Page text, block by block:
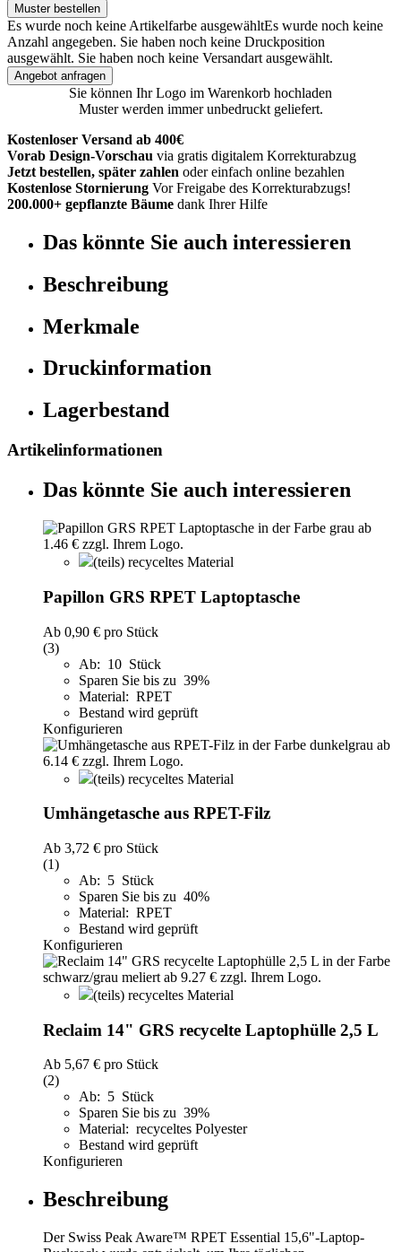
Muster bestellen
Es wurde noch keine Artikelfarbe ausgewähltEs wurde noch keine
Anzahl angegeben. Sie haben noch keine Druckposition
ausgewählt. Sie haben noch keine Versandart ausgewählt.
Angebot anfragen
Sie können Ihr Logo im Warenkorb hochladen
Muster werden immer unbedruckt geliefert.
Kostenloser Versand ab 400€
Vorab Design-Vorschau via gratis digitalem Korrekturabzug
Jetzt bestellen, später zahlen oder einfach online bezahlen
Kostenlose Stornierung Vor Freigabe des Korrekturabzugs!
200.000+ gepflanzte Bäume dank Ihrer Hilfe
Das könnte Sie auch interessieren
Beschreibung
Merkmale
Druckinformation
Lagerbestand
Artikelinformationen
Das könnte Sie auch interessieren
(teils) recyceltes Material
Papillon GRS RPET Laptoptasche
Ab 0,90 € pro Stück
(3)
Ab: 10 Stück
Sparen Sie bis zu 39%
Material: RPET
Bestand wird geprüft
Konfigurieren
(teils) recyceltes Material
Umhängetasche aus RPET-Filz
Ab 3,72 € pro Stück
(1)
Ab: 5 Stück
Sparen Sie bis zu 40%
Material: RPET
Bestand wird geprüft
Konfigurieren
(teils) recyceltes Material
Reclaim 14" GRS recycelte Laptophülle 2,5 L
Ab 5,67 € pro Stück
(2)
Ab: 5 Stück
Sparen Sie bis zu 39%
Material: recyceltes Polyester
Bestand wird geprüft
Konfigurieren
Beschreibung
Der Swiss Peak Aware™ RPET Essential 15,6"-Laptop-